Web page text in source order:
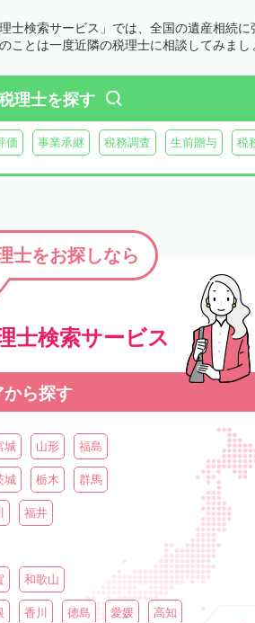
士検索サービス」では、全国の遺産相続に
とは一度近隣の税理士に相談してみまし
理士を探す
価 事業承継 税務調査 生前贈与 税
士検索サービス
士をお探しなら
から探す
城 山形 福島
城 栃木 群馬
福井
和歌山
香川 徳島 愛媛 高知